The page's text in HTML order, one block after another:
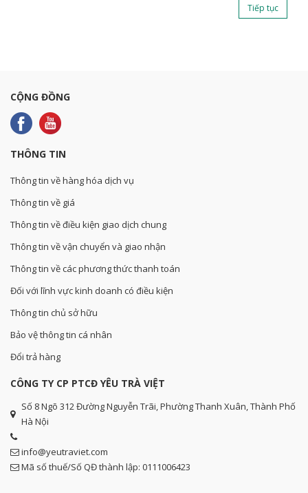
Tiếp tục
CỘNG ĐỒNG
THÔNG TIN
Thông tin về hàng hóa dịch vụ
Thông tin về giá
Thông tin về điều kiện giao dịch chung
Thông tin về vận chuyển và giao nhận
Thông tin về các phương thức thanh toán
Đối với lĩnh vực kinh doanh có điều kiện
Thông tin chủ sở hữu
Bảo vệ thông tin cá nhân
Đổi trả hàng
CÔNG TY CP PTCĐ YÊU TRÀ VIỆT
Số 8 Ngõ 312 Đường Nguyễn Trãi, Phường Thanh Xuân, Thành Phố
Hà Nội
info@yeutraviet.com
Mã số thuế/Số QĐ thành lập: 0111006423